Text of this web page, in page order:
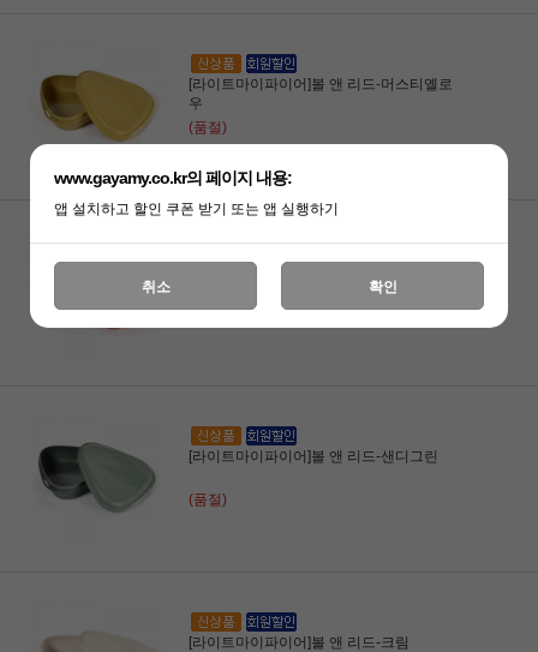
[라이트마이파이어]볼 앤 리드-머스티옐로
우
(품절)
[라이트마이파이어]볼 앤 리드-러스티오렌
(품절)
[라이트마이파이어]볼 앤 리드-샌디그린
(품절)
[라이트마이파이어]볼 앤 리드-크림
www.gayamy.co.kr의 페이지 내용:
앱 설치하고 할인 쿠폰 받기 또는 앱 실행하기
취소 확인